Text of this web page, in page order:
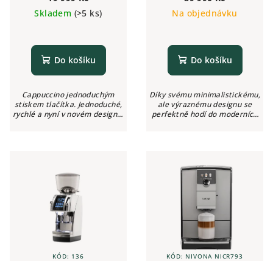
Skladem (>5 ks)
Do košíku
Cappuccino jednoduchým
stiskem tlačítka. Jednoduché,
rychlé a nyní v novém designu.
Na objednávku
Do košíku
Díky svému minimalistickému,
ale výraznému designu se
perfektně hodí do moderních
KÓD: 136 KÓD: NIVONA NICR793